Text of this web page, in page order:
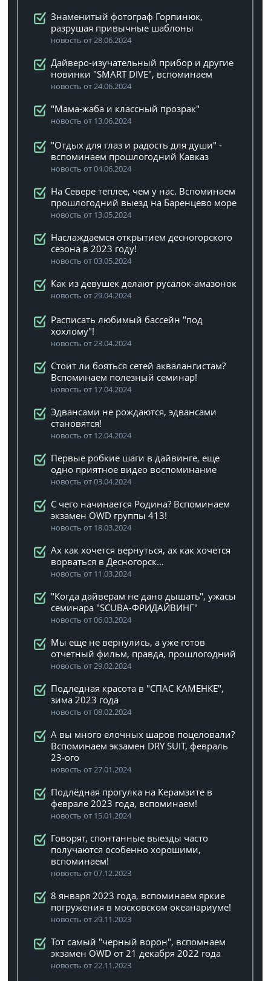
Знаменитый фотограф Горпинюк,
разрушая привычные шаблоны
новость от 28.06.2024
Дайверо-изучательный прибор и другие
новинки "SMART DIVE", вспоминаем
новость от 24.06.2024
"Мама-жаба и классный прозрак"
новость от 13.06.2024
"Отдых для глаз и радость для души" -
вспоминаем прошлогодний Кавказ
новость от 04.06.2024
На Севере теплее, чем у нас. Вспоминаем
прошлогодний выезд на Баренцево море
новость от 13.05.2024
Наслаждаемся открытием десногорского
сезона в 2023 году!
новость от 03.05.2024
Как из девушек делают русалок-амазонок
новость от 29.04.2024
Расписать любимый бассейн "под
хохлому"!
новость от 23.04.2024
Стоит ли бояться сетей аквалангистам?
Вспоминаем полезный семинар!
новость от 17.04.2024
Эдвансами не рождаются, эдвансами
становятся!
новость от 12.04.2024
Первые робкие шаги в дайвинге, еще
одно приятное видео воспоминание
новость от 03.04.2024
C чего начинается Родина? Вспоминаем
экзамен OWD группы 413!
новость от 18.03.2024
Ах как хочется вернуться, ах как хочется
ворваться в Десногорск…
новость от 11.03.2024
"Когда дайверам не дано дышать", ужасы
семинара "SCUBA-ФРИДАЙВИНГ"
новость от 06.03.2024
Мы еще не вернулись, а уже готов
отчетный фильм, правда, прошлогодний
новость от 29.02.2024
Подледная красота в "СПАС КАМЕНКЕ",
зима 2023 года
новость от 08.02.2024
А вы много елочных шаров поцеловали?
Вспоминаем экзамен DRY SUIT, февраль
23-ого
новость от 27.01.2024
Подлёдная прогулка на Керамзите в
феврале 2023 года, вспоминаем!
новость от 15.01.2024
Говорят, спонтанные выезды часто
получаются особенно хорошими,
вспоминаем!
новость от 07.12.2023
8 января 2023 года, вспоминаем яркие
погружения в московском океанариуме!
новость от 29.11.2023
Тот самый "черный ворон", вспомнаем
экзамен OWD от 21 декабря 2022 года
новость от 22.11.2023